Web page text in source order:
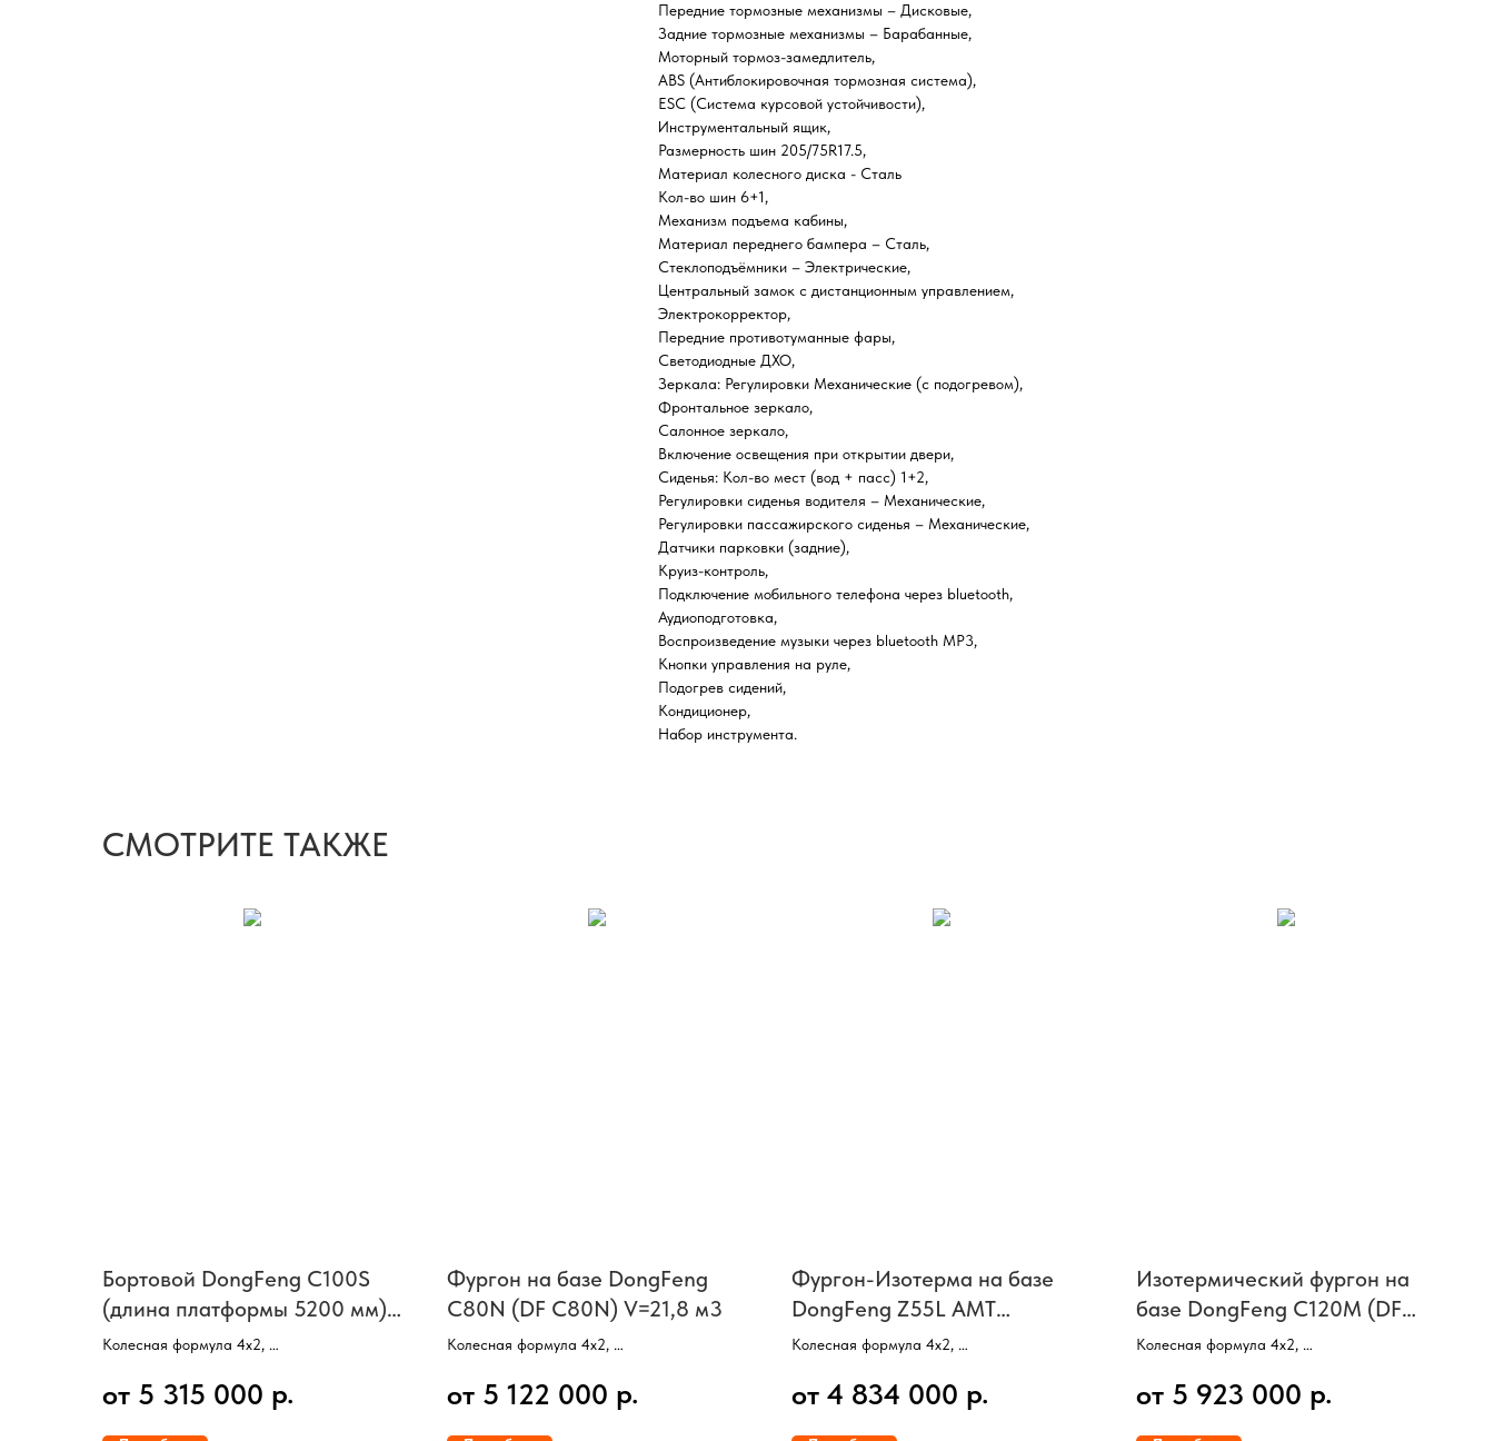
Передние тормозные механизмы – Дисковые,
Задние тормозные механизмы – Барабанные,
Моторный тормоз-замедлитель,
ABS (Антиблокировочная тормозная система),
ESC (Система курсовой устойчивости),
Инструментальный ящик,
Размерность шин 205/75R17.5,
Материал колесного диска - Сталь
Кол-во шин 6+1,
Механизм подъема кабины,
Материал переднего бампера – Сталь,
Стеклоподъёмники – Электрические,
Центральный замок с дистанционным управлением,
Электрокорректор,
Передние противотуманные фары,
Светодиодные ДХО,
Зеркала: Регулировки Механические (с подогревом),
Фронтальное зеркало,
Салонное зеркало,
Включение освещения при открытии двери,
Сиденья: Кол-во мест (вод + пасс) 1+2,
Регулировки сиденья водителя – Механические,
Регулировки пассажирского сиденья – Механические,
Датчики парковки (задние),
Круиз-контроль,
Подключение мобильного телефона через bluetooth,
Аудиоподготовка,
Воспроизведение музыки через bluetooth MP3,
Кнопки управления на руле,
Подогрев сидений,
Кондиционер,
Набор инструмента.
СМОТРИТЕ ТАКЖЕ
Бортовой DongFeng C100S
(длина платформы 5200 мм),
г/п 6 тонн
Колесная формула 4х2,
КПП механическая, 8 ступеней,
Колесная база 3800 мм,
от 5 315 000 р.
Фургон на базе DongFeng
C80N (DF C80N) V=21,8 м3
Колесная формула 4х2,
КПП механическая, 6 ступеней,
Колесная база 3800 мм,
от 5 122 000 р.
Фургон-Изотерма на базе
DongFeng Z55L AMT
(категория С, фургон 6015
Колесная формула 4х2,
Полная масса 5500 кг,
Грузоподъемность шасси 2835 кг,
от 4 834 000 р.
Изотермический фургон на
базе DongFeng C120M (DF
C120M) (кабина без сп/м,
Колесная формула 4х2,
КПП механическая, 8 ступеней,
от 5 923 000 р.